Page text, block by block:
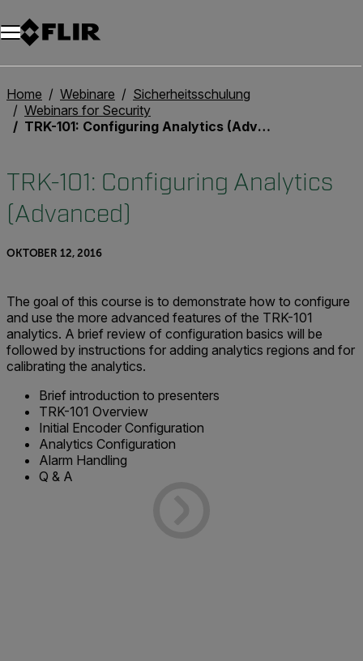
Unread messages
Modell
Entfernen
Elemente
Element
In den Warenkorb
Im Warenkorb
Home Webinare
Sicherheitsschulung
Webinars for Security
TRK-101: Configuring Analytics (Advanced)
TRK-101: Configuring Analytics
(Advanced)
OKTOBER 12, 2016
The goal of this course is to demonstrate how to configure
and use the more advanced features of the TRK-101
analytics. A brief review of configuration basics will be
followed by instructions for adding analytics regions and for
calibrating the analytics.
Brief introduction to presenters
TRK-101 Overview
Initial Encoder Configuration
Analytics Configuration
Alarm Handling
Q & A